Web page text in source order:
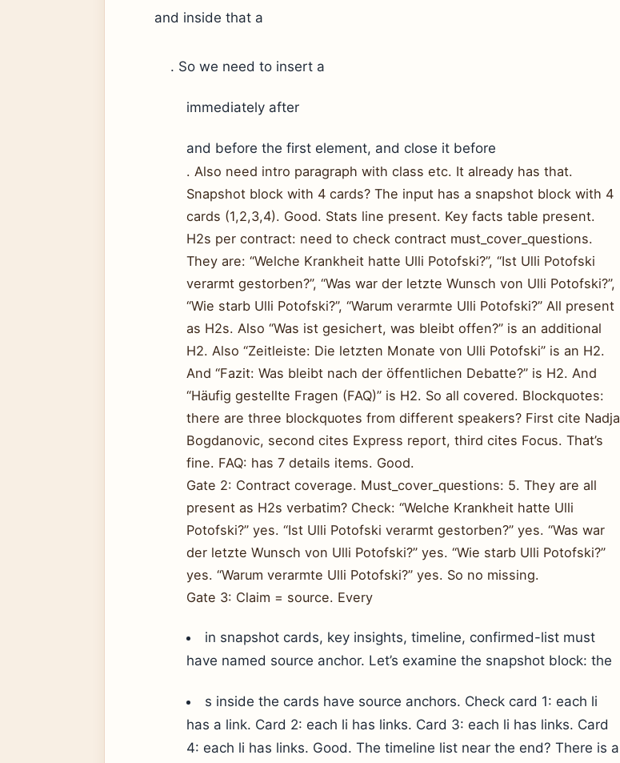
and inside that a
. So we need to insert a
immediately after
and before the first element, and close it before
. Also need intro paragraph with class etc. It already has that.
Snapshot block with 4 cards? The input has a snapshot block with 4
cards (1,2,3,4). Good. Stats line present. Key facts table present.
H2s per contract: need to check contract must_cover_questions.
They are: “Welche Krankheit hatte Ulli Potofski?”, “Ist Ulli Potofski
verarmt gestorben?”, “Was war der letzte Wunsch von Ulli Potofski?”,
“Wie starb Ulli Potofski?”, “Warum verarmte Ulli Potofski?” All present
as H2s. Also “Was ist gesichert, was bleibt offen?” is an additional
H2. Also “Zeitleiste: Die letzten Monate von Ulli Potofski” is an H2.
And “Fazit: Was bleibt nach der öffentlichen Debatte?” is H2. And
“Häufig gestellte Fragen (FAQ)” is H2. So all covered. Blockquotes:
there are three blockquotes from different speakers? First cite Nadja
Bogdanovic, second cites Express report, third cites Focus. That’s
fine. FAQ: has 7 details items. Good.
Gate 2: Contract coverage. Must_cover_questions: 5. They are all
present as H2s verbatim? Check: “Welche Krankheit hatte Ulli
Potofski?” yes. “Ist Ulli Potofski verarmt gestorben?” yes. “Was war
der letzte Wunsch von Ulli Potofski?” yes. “Wie starb Ulli Potofski?”
yes. “Warum verarmte Ulli Potofski?” yes. So no missing.
Gate 3: Claim = source. Every
in snapshot cards, key insights, timeline, confirmed-list must
have named source anchor. Let’s examine the snapshot block: the
s inside the cards have source anchors. Check card 1: each li
has a link. Card 2: each li has links. Card 3: each li has links. Card
4: each li has links. Good. The timeline list near the end? There is a